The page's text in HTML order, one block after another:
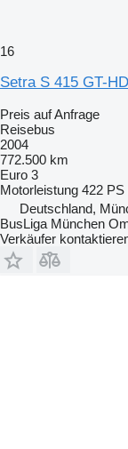
16
Setra S 415 GT-HD
Preis auf Anfrage
Reisebus
2004
772.500 km
Euro 3
Motorleistung 422 PS
Deutschland,
BusLiga München
Verkäufer